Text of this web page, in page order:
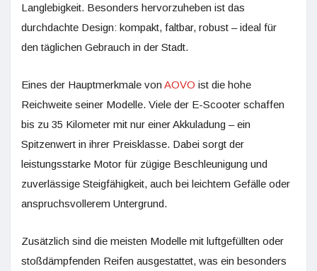
Langlebigkeit. Besonders hervorzuheben ist das
durchdachte Design: kompakt, faltbar, robust – ideal für
den täglichen Gebrauch in der Stadt.
Eines der Hauptmerkmale von AOVO ist die hohe
Reichweite seiner Modelle. Viele der E-Scooter schaffen
bis zu 35 Kilometer mit nur einer Akkuladung – ein
Spitzenwert in ihrer Preisklasse. Dabei sorgt der
leistungsstarke Motor für zügige Beschleunigung und
zuverlässige Steigfähigkeit, auch bei leichtem Gefälle oder
anspruchsvollerem Untergrund.
Zusätzlich sind die meisten Modelle mit luftgefüllten oder
stoßdämpfenden Reifen ausgestattet, was ein besonders